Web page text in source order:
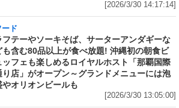
[2026/3/30 14:17:14]
ード
フテーやソーキそば、サーターアンダギーな
も含む80品以上が食べ放題! 沖縄初の朝食ビ
ッフェも楽しめるロイヤルホスト「那覇国際
り店」がオープン～グランドメニューには泡
やオリオンビールも
[2026/3/30 13:05:00]